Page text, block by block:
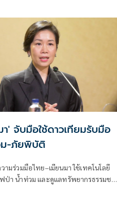
นสูง 2-3 เมตร เรือเล็กควรงดออกจาก
ลฟิน” ไม่เข้าไทย
' จับมือใช้ดาวเทียมรับมือ
ม-ภัยพิบัติ
ามร่วมมือไทย–เมียนมา ใช้เทคโนโลยี
ป่า น้ำท่วม และดูแลทรัพยากรธรรมชาติ